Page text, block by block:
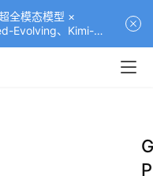
全模态模型 ×
Evolving、Kimi-
G
P